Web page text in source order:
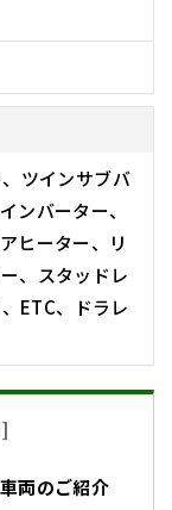
ツインサブバ
ンバーター、
ヒーター、リ
、スタッドレ
ETC、ドラレ
]
両のご紹介